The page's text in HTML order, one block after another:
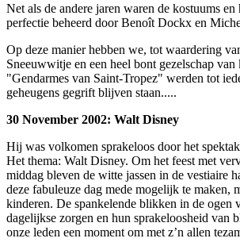
Net als de andere jaren waren de kostuums
perfectie beheerd door Benoît Dockx en
Op deze manier hebben we, tot waardering
Sneeuwwitje en een heel bont gezelschap
"Gendarmes van Saint-Tropez" werden tot
geheugens gegrift blijven staan.....
30 November 2002: Walt Disney
Hij was volkomen sprakeloos door het
Het thema: Walt Disney. Om het feest met
middag bleven de witte jassen in de vestiaire
deze fabuleuze dag mede mogelijk te maken,
kinderen. De spankelende blikken in de ogen
dagelijkse zorgen en hun sprakeloosheid
onze leden een moment om met z’n allen